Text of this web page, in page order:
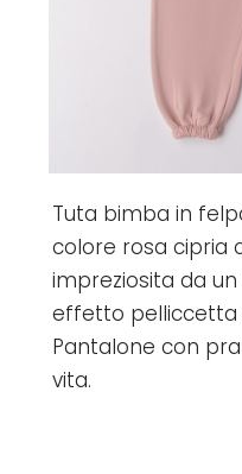
Tuta bimba in
colore rosa cipria
impreziosita da
effetto pelliccetta
Pantalone con
vita.